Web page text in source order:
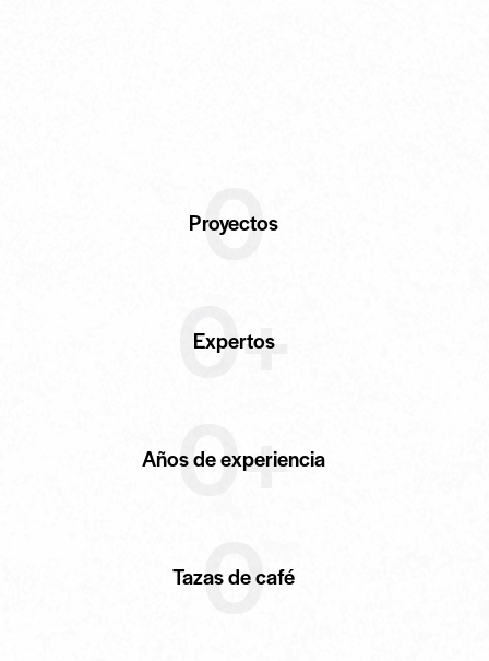
0
Proyectos
0+
Expertos
0+
Años de experiencia
0
Tazas de café